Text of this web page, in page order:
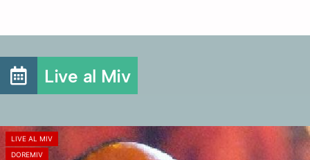
Live al Miv
LIVE AL MIV
DOREMIV